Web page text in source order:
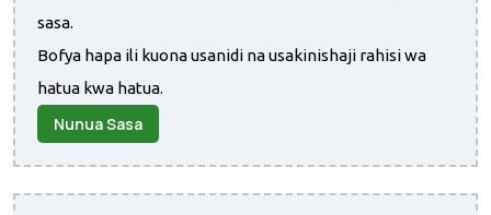
sasa.
Bofya hapa ili kuona usanidi na usakinishaji rahisi wa
hatua kwa hatua.
Nunua Sasa